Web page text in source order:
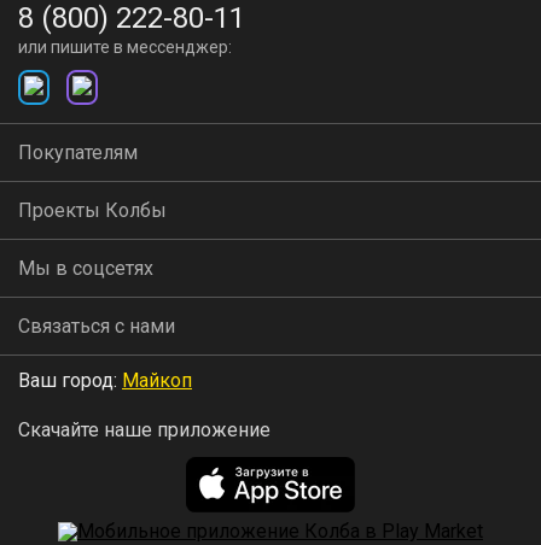
8 (800) 222-80-11
или пишите в мессенджер:
Покупателям
Проекты Колбы
Мы в соцсетях
Связаться с нами
Ваш город: Майкоп
Скачайте наше приложение